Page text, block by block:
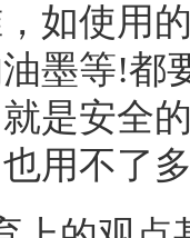
如使用
墨等!都
是安全
用不了